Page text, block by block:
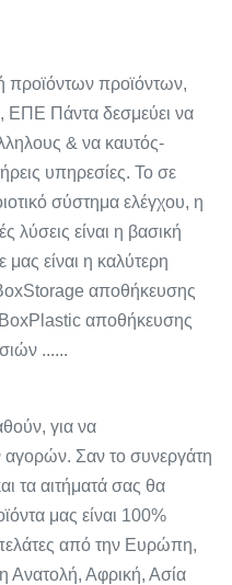
προϊόντων προϊόντων,
ΕΠΕ Πάντα δεσμεύει να
& να καυτός-
υπηρεσίες. Το σε
σύστημα ελέγχου, η
λύσεις είναι η βασική
μας είναι η καλύτερη
αποθήκευσης
αποθήκευσης
......
για να
αγορών. Σαν το συνεργάτη
τα αιτήματά σας θα
μας είναι 100%
από την Ευρώπη,
Ανατολή, Αφρική, Ασία